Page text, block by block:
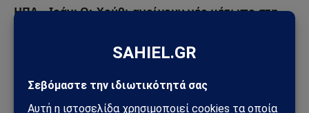
ΗΠΑ – Ιράν: Οι Χούθι ανοίγουν νέο μέτωπο στη